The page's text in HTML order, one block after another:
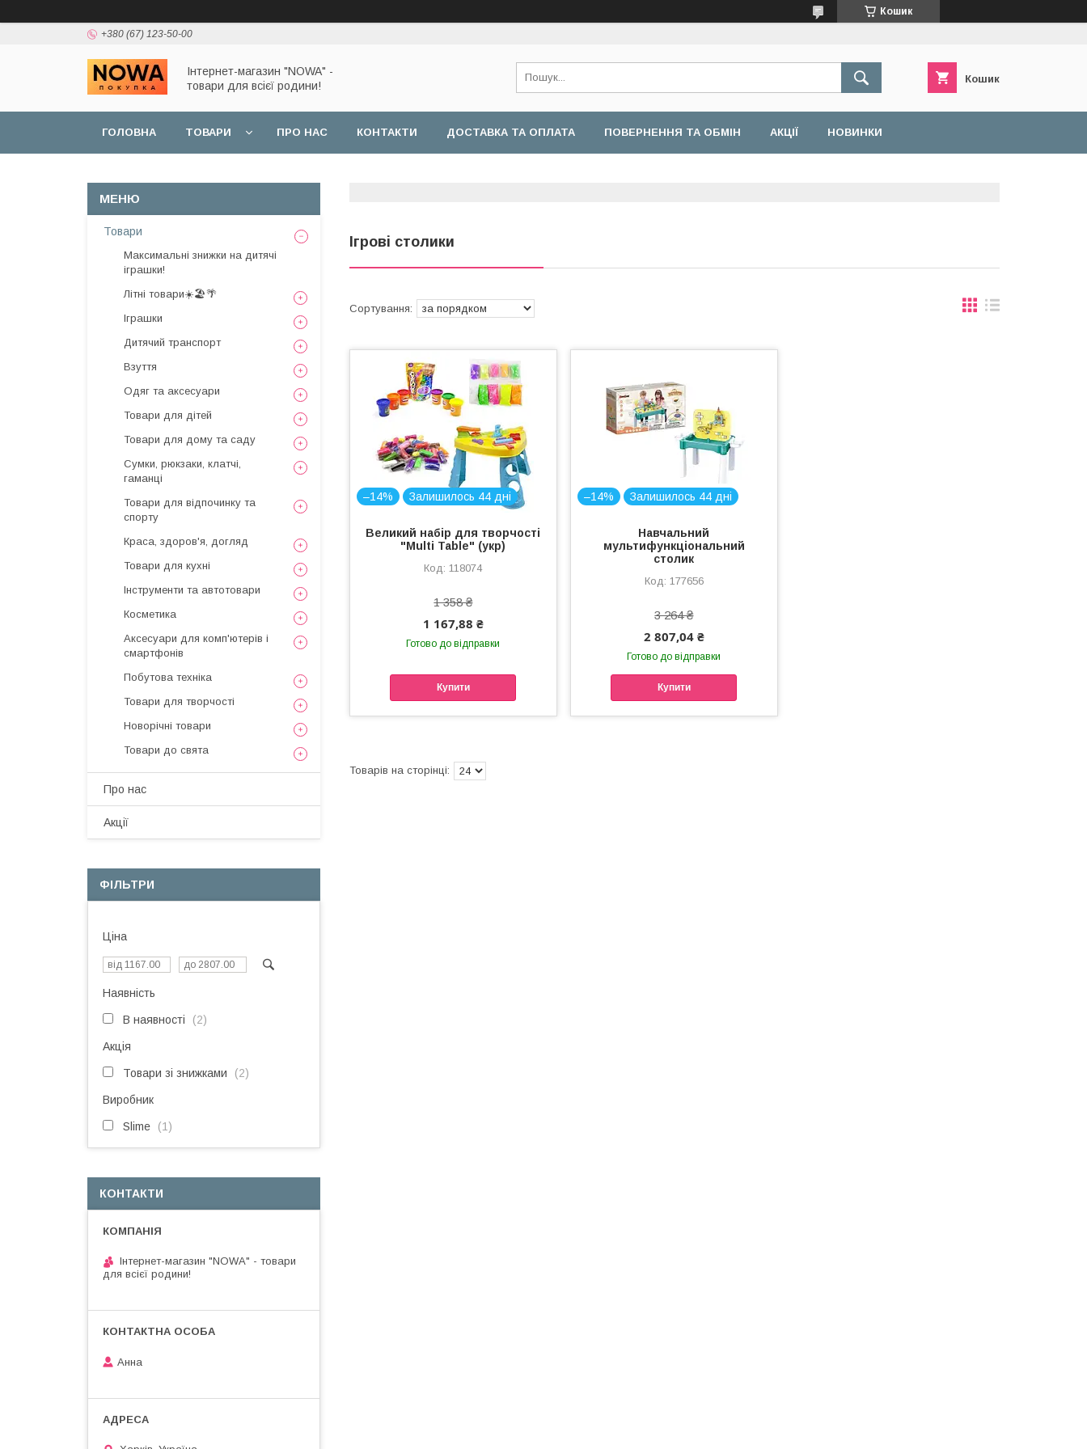
Кошик
+380 (67) 123-50-00
Інтернет-магазин "NOWA" -
товари для всієї родини!
Кошик
ГОЛОВНА ТОВАРИ ПРО НАС КОНТАКТИ ДОСТАВКА ТА ОПЛАТА ПОВЕРНЕННЯ ТА ОБМІН АКЦІЇ НОВИНКИ
Ігрові столики
–14% Залишилось 44 дні
Великий набір для творчості
"Multi Table" (укр)
118074
1 358 ₴
1 167,88 ₴
Готово до відправки
Купити
–14% Залишилось 44 дні
Навчальний
мультифункціональний
столик
177656
3 264 ₴
2 807,04 ₴
Готово до відправки
Купити
Товари
Максимальні знижки на дитячі
іграшки!
Літні товари☀️🏖️🌴
Іграшки
Дитячий транспорт
Взуття
Одяг та аксесуари
Товари для дітей
Товари для дому та саду
Сумки, рюкзаки, клатчі,
гаманці
Товари для відпочинку та
спорту
Краса, здоров'я, догляд
Товари для кухні
Інструменти та автотовари
Косметика
Аксесуари для комп'ютерів і
смартфонів
Побутова техніка
Товари для творчості
Новорічні товари
Товари до свята
Про нас
Акції
ФІЛЬТРИ
Ціна
Наявність
В наявності 2
Акція
Товари зі знижками 2
Виробник
Slime 1
КОНТАКТИ
Інтернет-магазин "NOWA" - товари
для всієї родини!
Анна